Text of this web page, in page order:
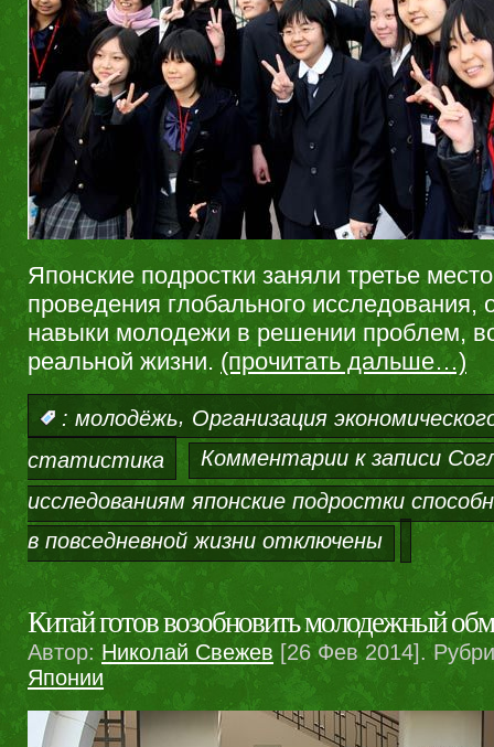
Японские подростки заняли третье
проведения глобального
навыки молодежи в решении проблем,
реальной жизни. (прочитать дальше…)
: молодёжь, Организация
статистика
Комментарии к записи
исследованиям японские подростки
в повседневной жизни отключены
Китай готов возобновить молодежный
Автор: Николай Свежев [26 Фев 2014].
Японии